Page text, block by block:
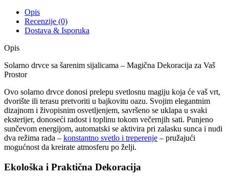
Opis
Recenzije (0)
Dostava & Isporuka
Opis
Solarno drvce sa šarenim sijalicama – Magična Dekoracija za Vaš
Prostor
Ovo solarno drvce donosi prelepu svetlosnu magiju koja će vaš vrt,
dvorište ili terasu pretvoriti u bajkovitu oazu. Svojim elegantnim
dizajnom i živopisnim osvetljenjem, savršeno se uklapa u svaki
eksterijer, donoseći radost i toplinu tokom večernjih sati. Punjeno
sunčevom energijom, automatski se aktivira pri zalasku sunca i nudi
dva režima rada – konstantno svetlo i treperenje – pružajući
mogućnost da kreirate atmosferu po želji.
Ekološka i Praktična Dekoracija